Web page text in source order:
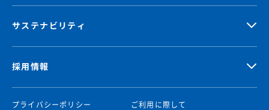
サステナビリティ
採用情報
プライバシーポリシー
ご利用に際して